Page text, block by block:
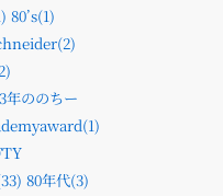
80’s(1)
年ののちー
80年代(3)